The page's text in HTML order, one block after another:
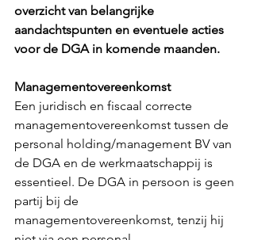
overzicht van belangrijke
aandachtspunten en eventuele acties
voor de DGA in komende maanden.
Managementovereenkomst
Een juridisch en fiscaal correcte
managementovereenkomst tussen de
personal holding/management BV van
de DGA en de werkmaatschappij is
essentieel. De DGA in persoon is geen
partij bij de
managementovereenkomst, tenzij hij